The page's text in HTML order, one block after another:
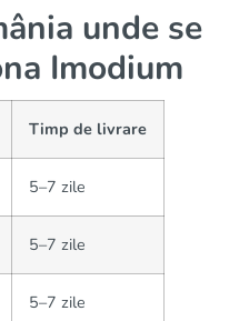
unde se
Imodium
Timp de livrare
5–7 zile
5–7 zile
5–7 zile